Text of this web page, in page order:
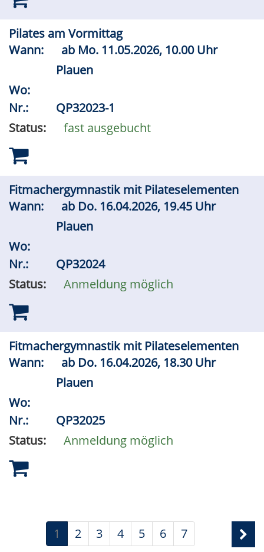
Pilates am Vormittag
Wann:
ab Mo. 11.05.2026, 10.00 Uhr
Plauen
Wo:
Nr.:
QP32023-1
Status:
fast ausgebucht
Fitmachergymnastik mit Pilateselementen
Wann:
ab Do. 16.04.2026, 19.45 Uhr
Plauen
Wo:
Nr.:
QP32024
Status:
Anmeldung möglich
Fitmachergymnastik mit Pilateselementen
Wann:
ab Do. 16.04.2026, 18.30 Uhr
Plauen
Wo:
Nr.:
QP32025
Status:
Anmeldung möglich
1 2 3 4 5 6 7